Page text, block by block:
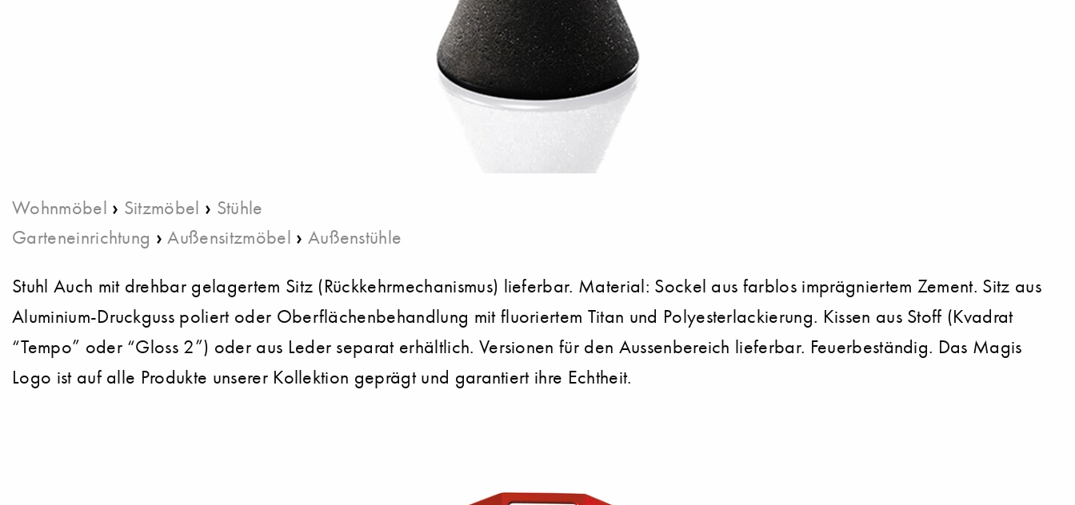
Wohnmöbel › Sitzmöbel › Stühle
Garteneinrichtung ›Außensitzmöbel › Außenstühle
Stuhl Auch mit drehbar gelagertem Sitz (Rückkehrmechanismus) lieferbar. Material: Sockel aus farblos imprägniertem Zement. Sitz aus
Aluminium-Druckguss poliert oder Oberflächenbehandlung mit fluoriertem Titan und Polyesterlackierung. Kissen aus Stoff (Kvadrat
“Tempo” oder “Gloss 2”) oder aus Leder separat erhältlich. Versionen für den Aussenbereich lieferbar. Feuerbeständig. Das Magis
Logo ist auf alle Produkte unserer Kollektion geprägt und garantiert ihre Echtheit.